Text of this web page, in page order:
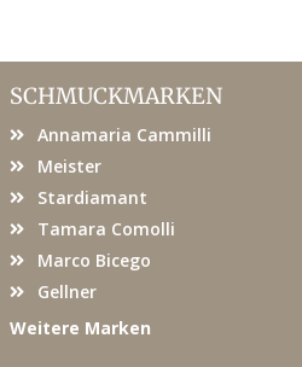
SCHMUCKMARKEN
Annamaria Cammilli
Meister
Stardiamant
Tamara Comolli
Marco Bicego
Gellner
Weitere Marken